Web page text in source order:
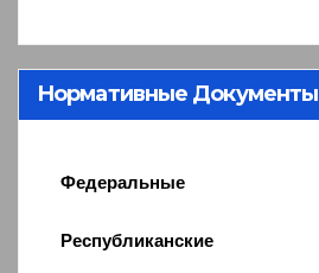
Нормативные Документы
Федеральные
Республиканские